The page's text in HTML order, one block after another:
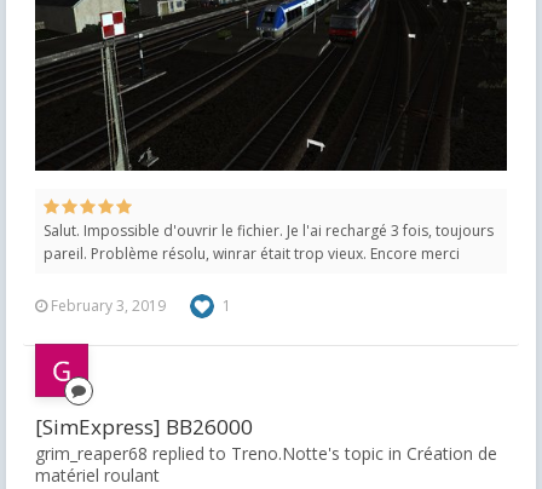
Salut. Impossible d'ouvrir le fichier. Je l'ai rechargé 3 fois, toujours
pareil. Problème résolu, winrar était trop vieux. Encore merci
February 3, 2019 1
[SimExpress] BB26000
grim_reaper68 replied to Treno.Notte's topic in Création de
matériel roulant